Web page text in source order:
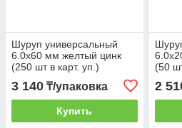
Шуруп универсальный
6.0х60 мм желтый цинк
(250 шт в карт. уп.)
STARFIX
3 140 ₸/упаковка
Купить
(50
2